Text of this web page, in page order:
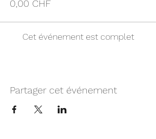
0,00 CHF
Cet événement est complet
Partager cet événement